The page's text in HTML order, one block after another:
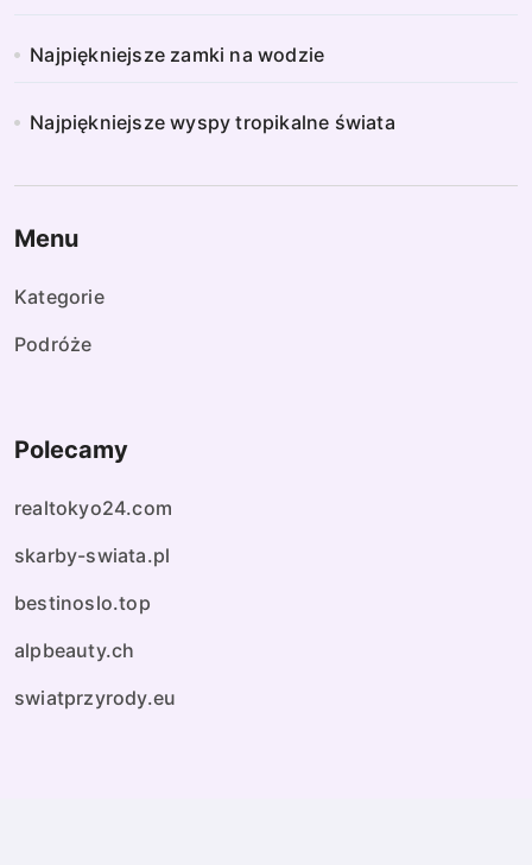
Najpiękniejsze zamki na wodzie
Najpiękniejsze wyspy tropikalne świata
Menu
Kategorie
Podróże
Polecamy
realtokyo24.com
skarby-swiata.pl
bestinoslo.top
alpbeauty.ch
swiatprzyrody.eu